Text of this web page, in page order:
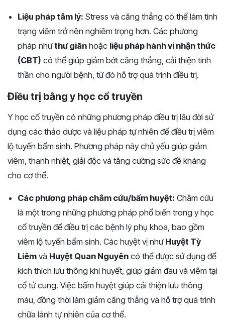
Liệu pháp tâm lý: Stress và căng thẳng có thể làm tình
trạng viêm trở nên nghiêm trọng hơn. Các phương
pháp nhưthư giãn hoặc liệu pháp hành vi nhận thức
(CBT) có thể giúp giảm bớt căng thẳng, cải thiện tinh
thần cho người bệnh, từ đó hỗ trợ quá trình điều trị.
Điều trị bằng y học cổ truyền
Y học cổ truyền có những phương pháp điều trị lâu đời sử
dụng các thảo dược và liệu pháp tự nhiên để điều trị viêm
lộ tuyến bẩm sinh. Phương pháp này chủ yếu giúp giảm
viêm, thanh nhiệt, giải độc và tăng cường sức đề kháng
cho cơ thể.
Các phương pháp châm cứu/bấm huyệt: Châm cứu
là một trong những phương pháp phổ biến trong y học
cổ truyền để điều trị các bệnh lý phụ khoa, bao gồm
viêm lộ tuyến bẩm sinh. Các huyệt vị như Huyệt Tỳ
Liêm và Huyệt Quan Nguyên có thể được sử dụng để
kích thích lưu thông khí huyết, giúp giảm đau và viêm tại
cổ tử cung. Việc bấm huyệt giúp cải thiện lưu thông
máu, đồng thời làm giảm căng thẳng và hỗ trợ quá trình
chữa lành tự nhiên của cơ thể.